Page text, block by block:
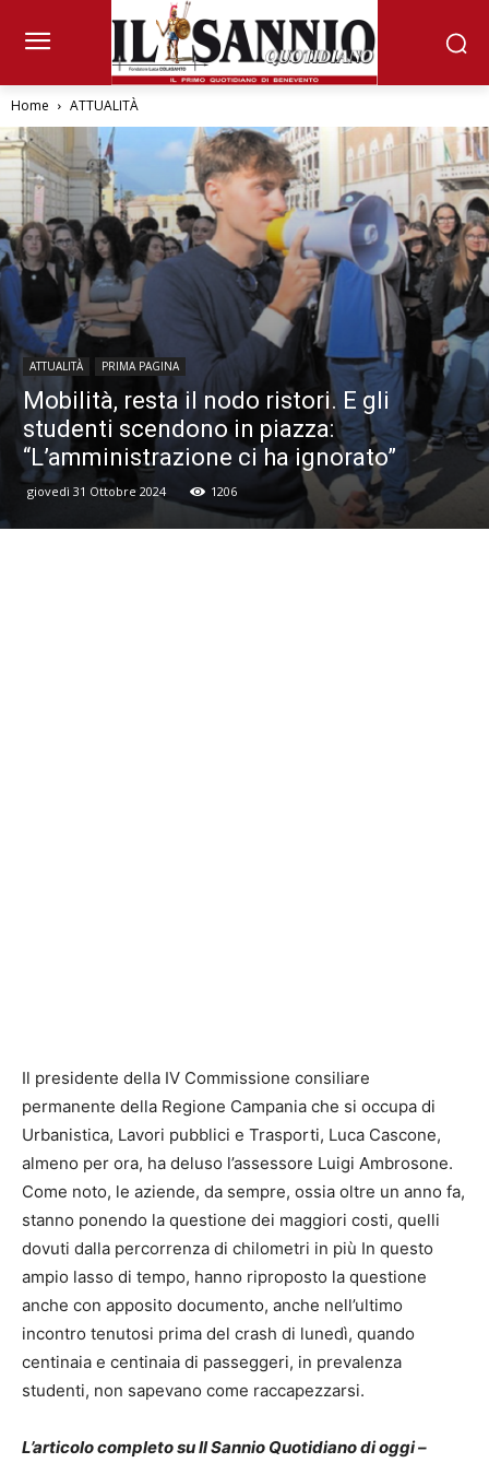
Home ATTUALITÀ
ATTUALITÀ PRIMA PAGINA
Mobilità, resta il nodo ristori. E gli
studenti scendono in piazza:
“L’amministrazione ci ha ignorato”
giovedì 31 Ottobre 2024 1206
Il presidente della IV Commissione consiliare
permanente della Regione Campania che si occupa di
Urbanistica, Lavori pubblici e Trasporti, Luca Cascone,
almeno per ora, ha deluso l’assessore Luigi Ambrosone.
Come noto, le aziende, da sempre, ossia oltre un anno fa,
stanno ponendo la questione dei maggiori costi, quelli
dovuti dalla percorrenza di chilometri in più In questo
ampio lasso di tempo, hanno riproposto la questione
anche con apposito documento, anche nell’ultimo
incontro tenutosi prima del crash di lunedì, quando
centinaia e centinaia di passeggeri, in prevalenza
studenti, non sapevano come raccapezzarsi.
L’articolo completo su Il Sannio Quotidiano di oggi –